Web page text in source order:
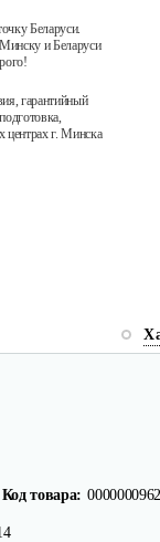
Беларуси.
и Беларуси
гарантийный
центрах г. Минска
Код товара: